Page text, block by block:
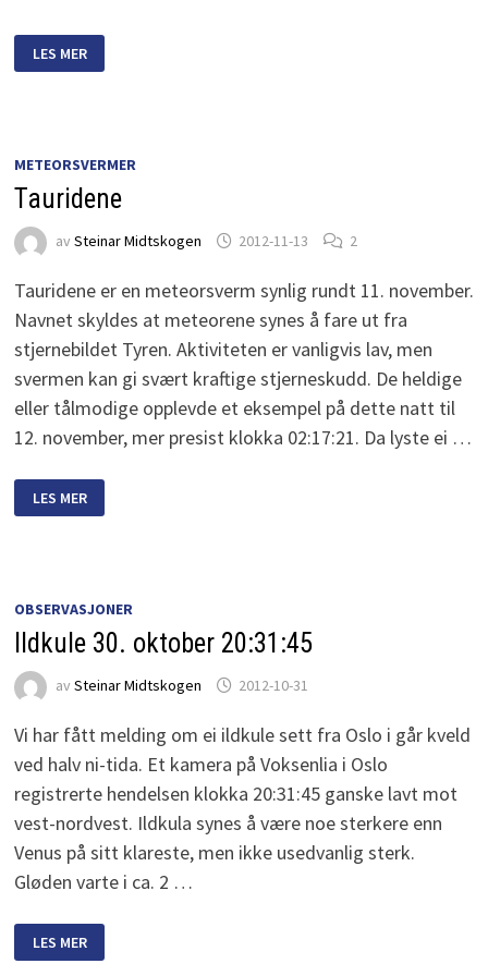
INFORMASJON
OM
LES MER
METEORSVERMER
Tauridene
av Steinar Midtskogen 2012-11-13 2
Tauridene er en meteorsverm synlig rundt 11. november.
Navnet skyldes at meteorene synes å fare ut fra
stjernebildet Tyren. Aktiviteten er vanligvis lav, men
svermen kan gi svært kraftige stjerneskudd. De heldige
eller tålmodige opplevde et eksempel på dette natt til
12. november, mer presist klokka 02:17:21. Da lyste ei …
TAURIDENE
LES MER
OBSERVASJONER
Ildkule 30. oktober 20:31:45
av Steinar Midtskogen 2012-10-31
Vi har fått melding om ei ildkule sett fra Oslo i går kveld
ved halv ni-tida. Et kamera på Voksenlia i Oslo
registrerte hendelsen klokka 20:31:45 ganske lavt mot
vest-nordvest. Ildkula synes å være noe sterkere enn
Venus på sitt klareste, men ikke usedvanlig sterk.
Gløden varte i ca. 2 …
30.
OKTOBER
LES MER